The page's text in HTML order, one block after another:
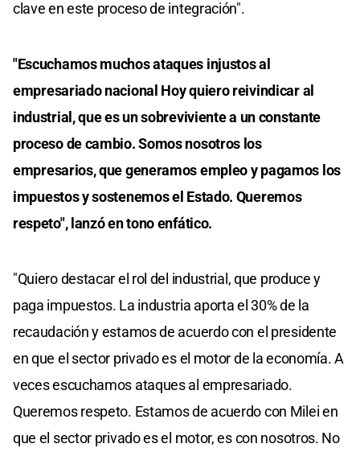
clave en este proceso de integración".
"Escuchamos muchos ataques injustos al
empresariado nacional Hoy quiero reivindicar al
industrial, que es un sobreviviente a un constante
proceso de cambio. Somos nosotros los
empresarios, que generamos empleo y pagamos los
impuestos y sostenemos el Estado. Queremos
respeto", lanzó en tono enfático.
"Quiero destacar el rol del industrial, que produce y
paga impuestos. La industria aporta el 30% de la
recaudación y estamos de acuerdo con el presidente
en que el sector privado es el motor de la economía. A
veces escuchamos ataques al empresariado.
Queremos respeto. Estamos de acuerdo con Milei en
que el sector privado es el motor, es con nosotros. No